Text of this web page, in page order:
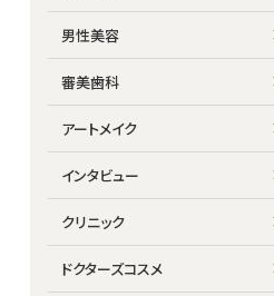
男性美容
審美歯科
アートメイク
インタビュー
クリニック
ドクターズコスメ